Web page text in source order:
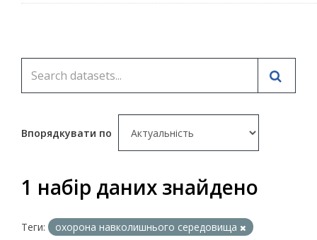
Впорядкувати по
1 набір даних знайдено
Теги:
охорона навколишнього середовища